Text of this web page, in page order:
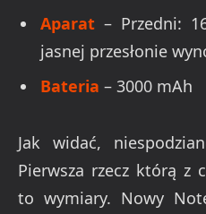
Aparat – Przedni:
jasnej przesłonie
Bateria – 3000 mAh
Jak widać,
Pierwsza rzecz którą z
to wymiary. Nowy